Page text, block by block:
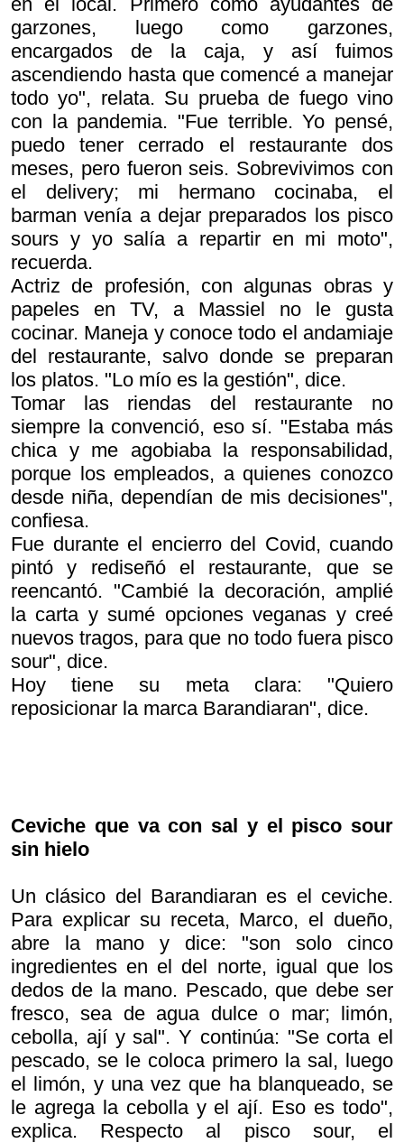
garzones, luego como garzones,
encargados de la caja, y así fuimos
ascendiendo hasta que comencé a manejar
todo yo", relata. Su prueba de fuego vino
con la pandemia. "Fue terrible. Yo pensé,
puedo tener cerrado el restaurante dos
meses, pero fueron seis. Sobrevivimos con
el delivery; mi hermano cocinaba, el
barman venía a dejar preparados los pisco
sours y yo salía a repartir en mi moto",
recuerda.
Actriz de profesión, con algunas obras y
papeles en TV, a Massiel no le gusta
cocinar. Maneja y conoce todo el andamiaje
del restaurante, salvo donde se preparan
los platos. "Lo mío es la gestión", dice.
Tomar las riendas del restaurante no
siempre la convenció, eso sí. "Estaba más
chica y me agobiaba la responsabilidad,
porque los empleados, a quienes conozco
desde niña, dependían de mis decisiones",
confiesa.
Fue durante el encierro del Covid, cuando
pintó y rediseñó el restaurante, que se
reencantó. "Cambié la decoración, amplié
la carta y sumé opciones veganas y creé
nuevos tragos, para que no todo fuera pisco
sour", dice.
Hoy tiene su meta clara: "Quiero
reposicionar la marca Barandiaran", dice.
Ceviche que va con sal y el pisco sour
sin hielo
Un clásico del Barandiaran es el ceviche.
Para explicar su receta, Marco, el dueño,
abre la mano y dice: "son solo cinco
ingredientes en el del norte, igual que los
dedos de la mano. Pescado, que debe ser
fresco, sea de agua dulce o mar; limón,
cebolla, ají y sal". Y continúa: "Se corta el
pescado, se le coloca primero la sal, luego
el limón, y una vez que ha blanqueado, se
le agrega la cebolla y el ají. Eso es todo",
explica. Respecto al pisco sour, el